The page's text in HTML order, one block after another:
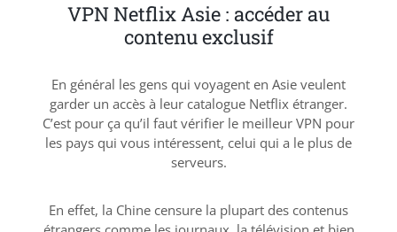
VPN Netflix Asie : accéder au
contenu exclusif
En général les gens qui voyagent en Asie veulent
garder un accès à leur catalogue Netflix étranger.
C’est pour ça qu’il faut vérifier le meilleur VPN pour
les pays qui vous intéressent, celui qui a le plus de
serveurs.
En effet, la Chine censure la plupart des contenus